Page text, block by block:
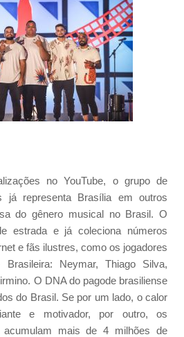
no YouTube, o grupo de
já representa Brasília em outros
do gênero musical no Brasil. O
estrada e já coleciona números
e fãs ilustres, como os jogadores
Neymar, Thiago Silva,
O DNA do pagode brasiliense
do Brasil. Se por um lado, o calor
e motivador, por outro, os
acumulam mais de 4 milhões de